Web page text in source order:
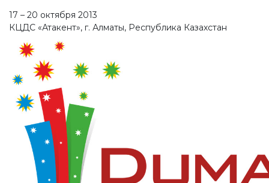
17 – 20 октября 2013
КЦДС «Атакент», г. Алматы, Республика Казахстан